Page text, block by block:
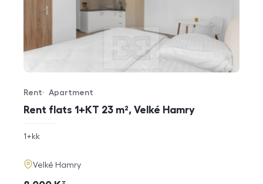
Rent flats 1+KT 23 m², Velké Hamry
Offer type
Rent
Property type
Apartment
rozměry
1+kk
adresa
Velké Hamry